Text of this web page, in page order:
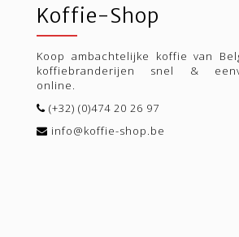
Koffie-Shop
Koop ambachtelijke koffie van
koffiebranderijen snel &
online.
(+32) (0)474 20 26 97
info@koffie-shop.be